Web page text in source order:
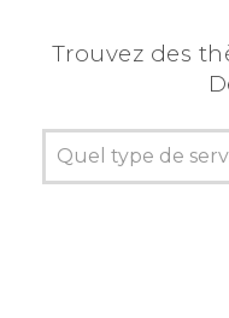
Trouvez des